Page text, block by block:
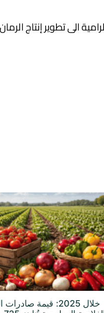
الى تطوير إنتاج
خلال 2025: قيمة